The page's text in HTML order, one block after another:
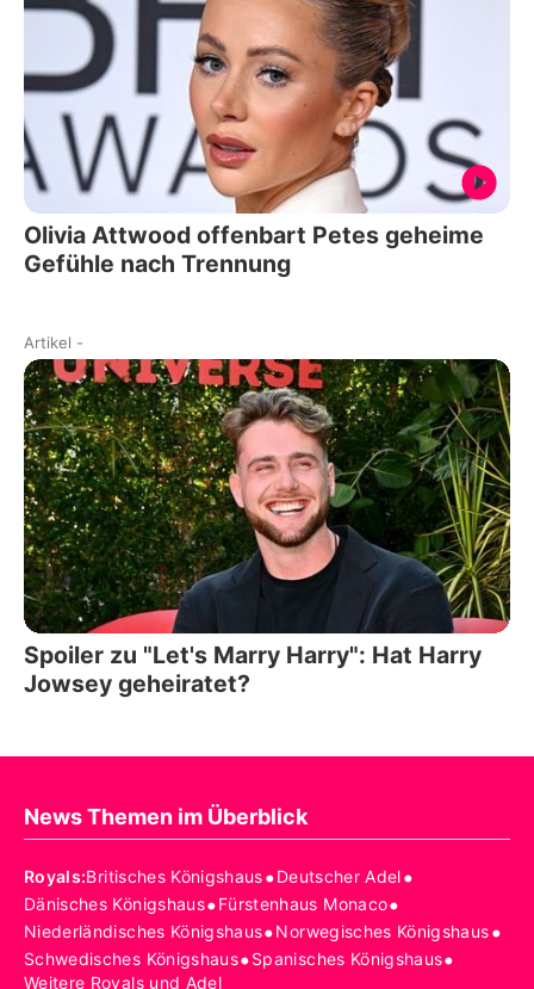
Olivia Attwood offenbart Petes geheime
Gefühle nach Trennung
Artikel -
Spoiler zu "Let's Marry Harry": Hat Harry
Jowsey geheiratet?
News Themen im Überblick
Royals:Britisches Königshaus•Deutscher Adel•
Dänisches Königshaus•Fürstenhaus Monaco•
Niederländisches Königshaus•Norwegisches Königshaus•
Schwedisches Königshaus•Spanisches Königshaus•
Weitere Royals und Adel